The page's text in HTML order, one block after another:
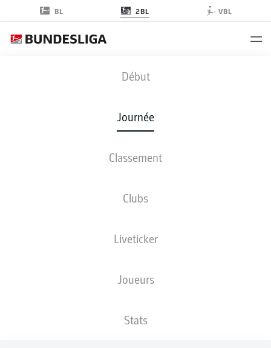
BL 2BL VBL
Début
Journée
Classement
Clubs
Liveticker
Joueurs
Stats
OSN - FCH
COMPOSITIONS STATISTIQUES